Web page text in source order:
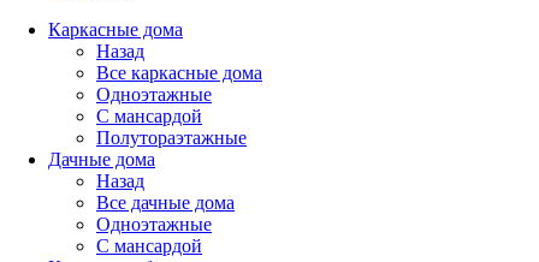
Каркасные дома
Назад
Все каркасные дома
Одноэтажные
С мансардой
Полутораэтажные
Дачные дома
Назад
Все дачные дома
Одноэтажные
С мансардой